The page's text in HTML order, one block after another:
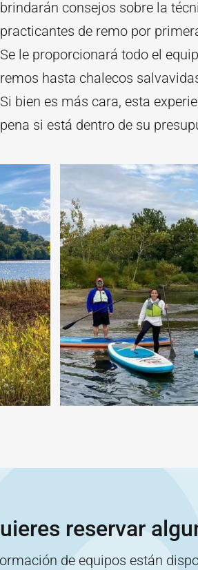
brindarán consejos sobre la
practicantes de remo por
Se le proporcionará todo el
remos hasta chalecos
Si bien es más cara, esta
pena si está dentro de su
reservar
de equipos están